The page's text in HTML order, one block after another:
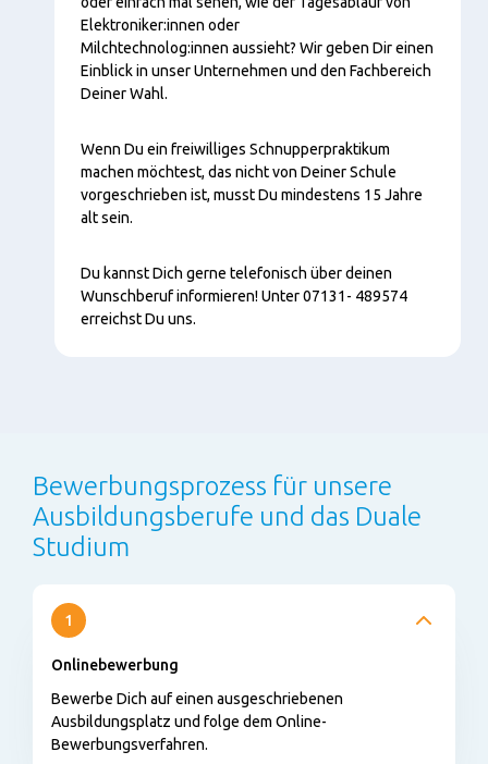
Elektroniker:innen oder
Milchtechnolog:innen aussieht? Wir geben Dir einen
Einblick in unser Unternehmen und den Fachbereich
Deiner Wahl.
Wenn Du ein freiwilliges Schnupperpraktikum
machen möchtest, das nicht von Deiner Schule
vorgeschrieben ist, musst Du mindestens 15 Jahre
alt sein.
Du kannst Dich gerne telefonisch über deinen
Wunschberuf informieren! Unter 07131- 489574
erreichst Du uns.
Bewerbungsprozess für unsere
Ausbildungsberufe und das Duale
Studium
1
Onlinebewerbung
Bewerbe Dich auf einen ausgeschriebenen
Ausbildungsplatz und folge dem Online-
Bewerbungsverfahren.